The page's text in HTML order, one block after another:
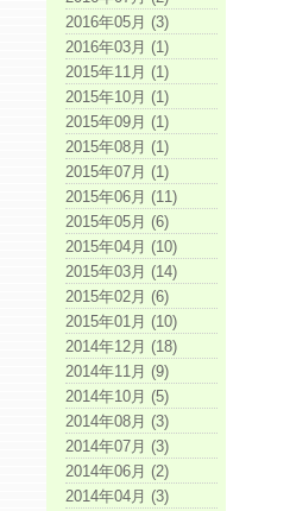
2016年05月 (3)
2016年03月 (1)
2015年11月 (1)
2015年10月 (1)
2015年09月 (1)
2015年08月 (1)
2015年07月 (1)
2015年06月 (11)
2015年05月 (6)
2015年04月 (10)
2015年03月 (14)
2015年02月 (6)
2015年01月 (10)
2014年12月 (18)
2014年11月 (9)
2014年10月 (5)
2014年08月 (3)
2014年07月 (3)
2014年06月 (2)
2014年04月 (3)